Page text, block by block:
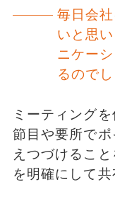
毎日会
いと思
ニケー
るのでし
ミーティング
節目や要所で
えつづけるこ
を明確にして共